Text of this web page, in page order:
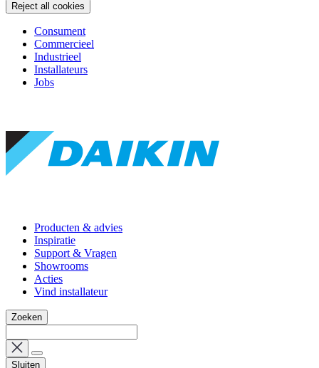
Reject all cookies
Consument
Commercieel
Industrieel
Installateurs
Jobs
Producten & advies
Inspiratie
Support & Vragen
Showrooms
Acties
Vind installateur
Zoeken
Sluiten